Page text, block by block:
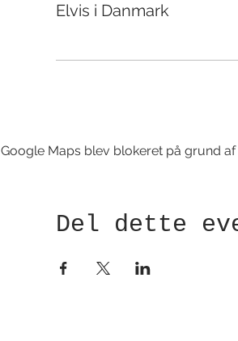
Elvis i Danmark
Google Maps blev blokeret på grund
Del dette